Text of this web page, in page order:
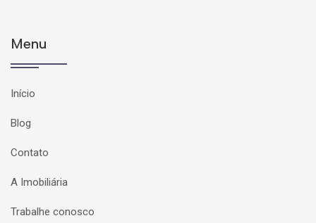
Menu
Início
Blog
Contato
A Imobiliária
Trabalhe conosco